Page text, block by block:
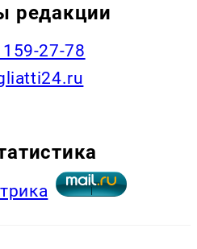
редакции
27-78